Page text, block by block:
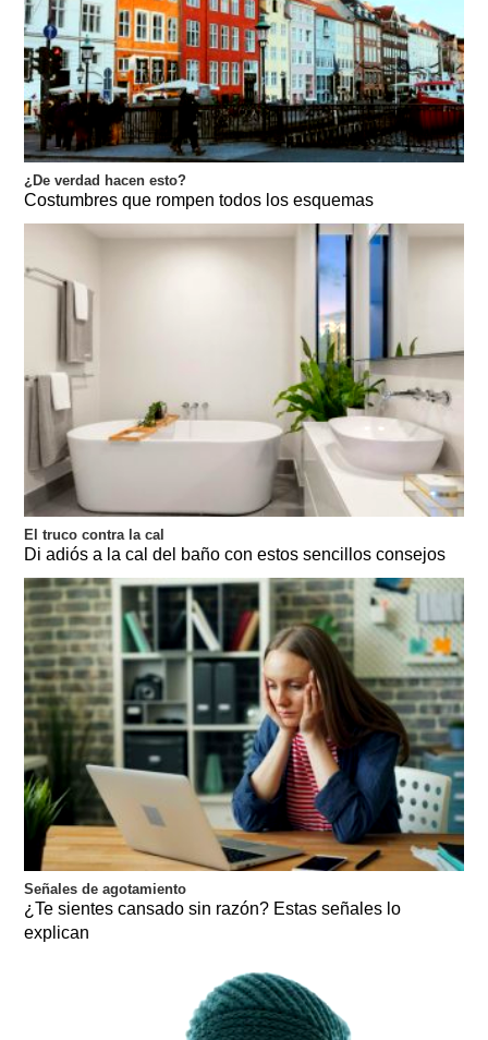
¿De verdad hacen esto?
Costumbres que rompen todos los esquemas
El truco contra la cal
Di adiós a la cal del baño con estos sencillos consejos
Señales de agotamiento
¿Te sientes cansado sin razón? Estas señales lo
explican